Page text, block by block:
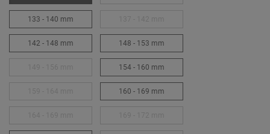
133 - 140 mm
142 - 148 mm 148 - 153 mm
154 - 160 mm
160 - 169 mm